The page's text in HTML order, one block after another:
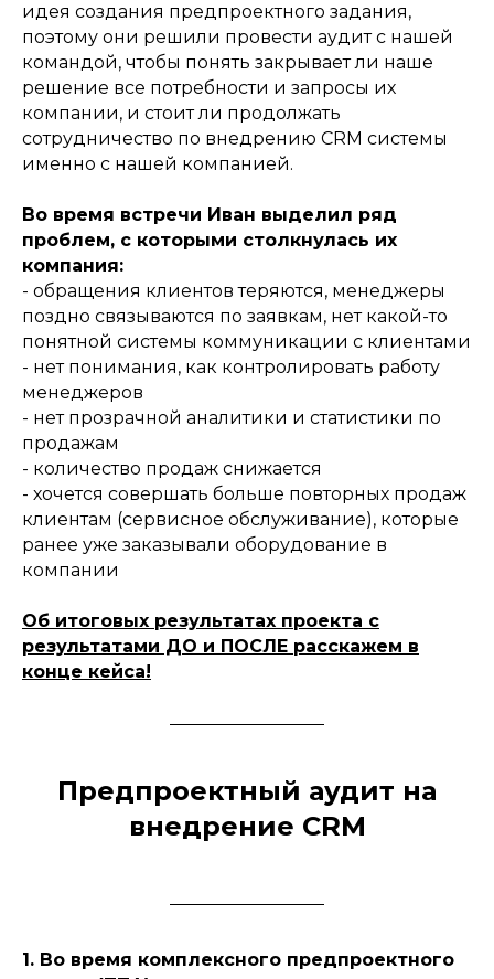
идея создания предпроектного задания,
поэтому они решили провести аудит с нашей
командой, чтобы понять закрывает ли наше
решение все потребности и запросы их
компании, и стоит ли продолжать
сотрудничество по внедрению CRM системы
именно с нашей компанией.
Во время встречи Иван выделил ряд
проблем, с которыми столкнулась их
компания:
- обращения клиентов теряются, менеджеры
поздно связываются по заявкам, нет какой-то
понятной системы коммуникации с клиентами
- нет понимания, как контролировать работу
менеджеров
- нет прозрачной аналитики и статистики по
продажам
- количество продаж снижается
- хочется совершать больше повторных продаж
клиентам (сервисное обслуживание), которые
ранее уже заказывали оборудование в
компании
Об итоговых результатах проекта с
результатами ДО и ПОСЛЕ расскажем в
конце кейса!
Предпроектный аудит на
внедрение CRM
1. Во время комплексного предпроектного